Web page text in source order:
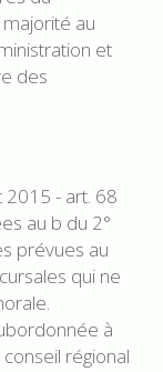
au
et
des
2015 - art. 68
au b du 2°
prévues au
qui ne
à
régional